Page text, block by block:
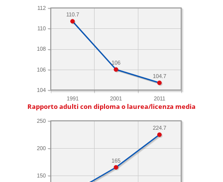
1991 2001 2011
104
106
108
110
112
104.7
106
110.7
Rapporto adulti con diploma o laurea/licenza media
150
200
250
224.7
165